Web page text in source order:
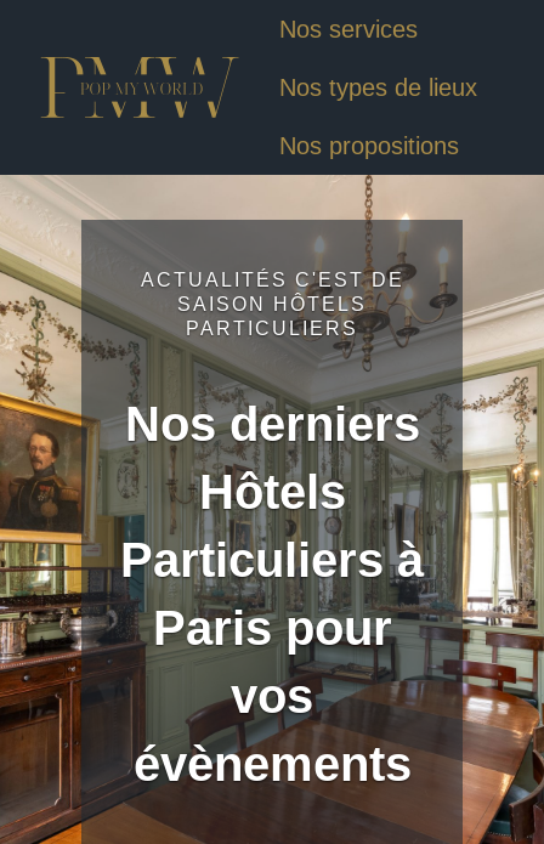
Nos services
Nos types de lieux
Nos propositions
ACTUALITÉS C'EST DE
SAISON HÔTELS
PARTICULIERS
Nos derniers
Hôtels
Particuliers à
Paris pour
vos
évènements